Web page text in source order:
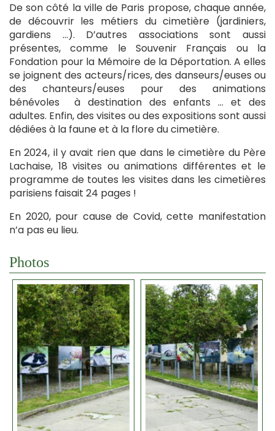
De son côté la ville de Paris propose, chaque année,
de découvrir les métiers du cimetière (jardiniers,
gardiens …). D’autres associations sont aussi
présentes, comme le Souvenir Français ou la
Fondation pour la Mémoire de la Déportation. A elles
se joignent des acteurs/rices, des danseurs/euses ou
des chanteurs/euses pour des animations
bénévoles à destination des enfants … et des
adultes. Enfin, des visites ou des expositions sont aussi
dédiées à la faune et à la flore du cimetière.
En 2024, il y avait rien que dans le cimetière du Père
Lachaise, 18 visites ou animations différentes et le
programme de toutes les visites dans les cimetières
parisiens faisait 24 pages !
En 2020, pour cause de Covid, cette manifestation
n’a pas eu lieu.
Photos